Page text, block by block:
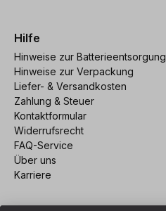
Hilfe
Hinweise zur Batterieentsorgung
Hinweise zur Verpackung
Liefer- & Versandkosten
Zahlung & Steuer
Kontaktformular
Widerrufsrecht
FAQ-Service
Über uns
Karriere